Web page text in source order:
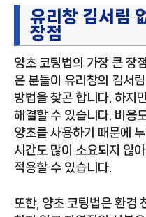
유리창 김서림
장점
양초 코팅법의 가장 큰 장
은 분들이 유리창의 김서
방법을 찾곤 합니다. 하지
해결할 수 있습니다. 비용
양초를 사용하기 때문에
시간도 많이 소요되지 않
적용할 수 있습니다.
또한, 양초 코팅법은 환경